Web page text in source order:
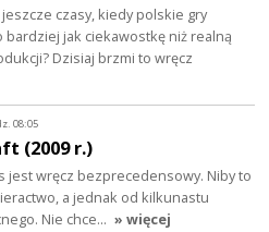
jeszcze czasy, kiedy polskie gry
bardziej jak ciekawostkę niż realną
Dzisiaj brzmi to wręcz
08:05
(2009 r.)
jest wręcz bezprecedensowy. Niby to
a jednak od kilkunastu
Nie chce… » więcej